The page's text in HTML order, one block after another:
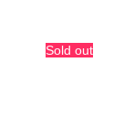
Sold out